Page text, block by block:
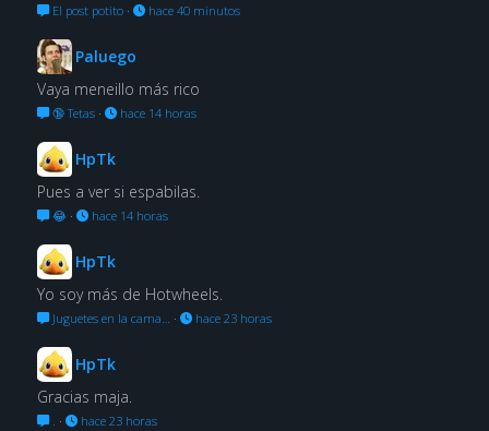
El post potito· hace 40 minutos
Paluego
Vaya meneillo más rico
🔞 Tetas· hace 14 horas
HpTk
Pues a ver si espabilas.
😂· hace 14 horas
HpTk
Yo soy más de Hotwheels.
Juguetes en la cama… · hace 23 horas
HpTk
Gracias maja.
. · hace 23 horas